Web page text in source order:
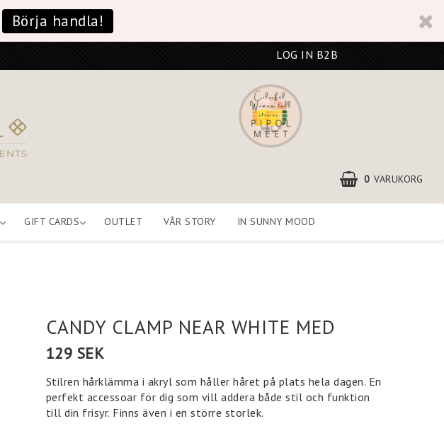
Börja handla!
LOG IN B2B
0 VARUKORG
GIFT CARDS OUTLET VÅR STORY IN SUNNY MOOD
CANDY CLAMP NEAR WHITE MED
129 SEK
Stilren hårklämma i akryl som håller håret på plats hela dagen. En
perfekt accessoar för dig som vill addera både stil och funktion
till din frisyr. Finns även i en större storlek.